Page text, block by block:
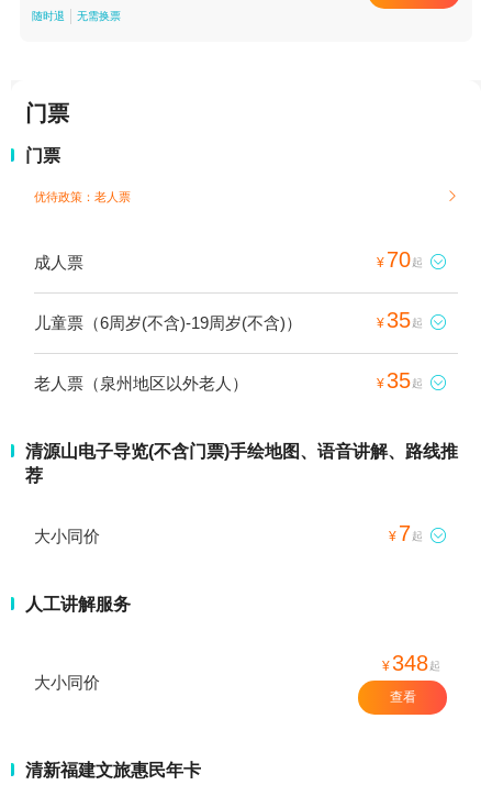
随时退 无需换票
门票
门票
优待政策：老人票 
成人票 ¥ 70起 
儿童票（6周岁(不含)-19周岁(不含)） ¥35起 
老人票（泉州地区以外老人） ¥35起 
清源山电子导览(不含门票)手绘地图、语音讲解、路线推
荐
大小同价 ¥ 7起 
人工讲解服务
大小同价
¥348起
查看
清新福建文旅惠民年卡